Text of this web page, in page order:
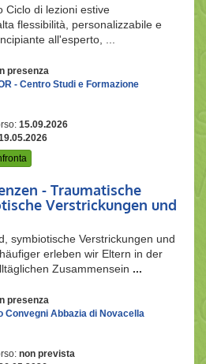
Ciclo di lezioni estive
flessibilità, personalizzabile e
all'esperto, ...
presenza
- Centro Studi e Formazione
15.09.2026
- Traumatische
Verstrickungen und
symbiotische Verstrickungen und
erleben wir Eltern in der
Zusammensein ...
presenza
Convegni Abbazia di Novacella
non prevista